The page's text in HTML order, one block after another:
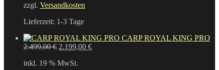
zzgl. Versandkosten
Lieferzeit: 1-3 Tage
CARP ROYAL KING PRO
2.499,00€ Ursprünglicher
war:
2.199,00 €Aktueller
inkl. 19 % MwSt.